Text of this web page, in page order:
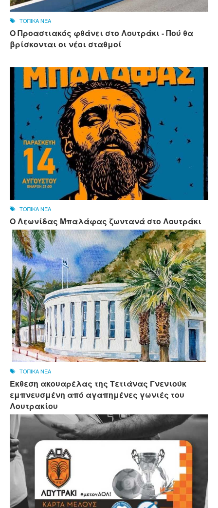
ΤΟΠΙΚΑ ΝΕΑ
Ο Προαστιακός φθάνει στο Λουτράκι - Πού θα
βρίσκονται οι νέοι σταθμοί
ΤΟΠΙΚΑ ΝΕΑ
Ο Λεωνίδας Μπαλάφας ζωντανά στο Λουτράκι
ΤΟΠΙΚΑ ΝΕΑ
Έκθεση ακουαρέλας της Τετιάνας Γνενιούκ
εμπνευσμένη από αγαπημένες γωνιές του
Λουτρακίου